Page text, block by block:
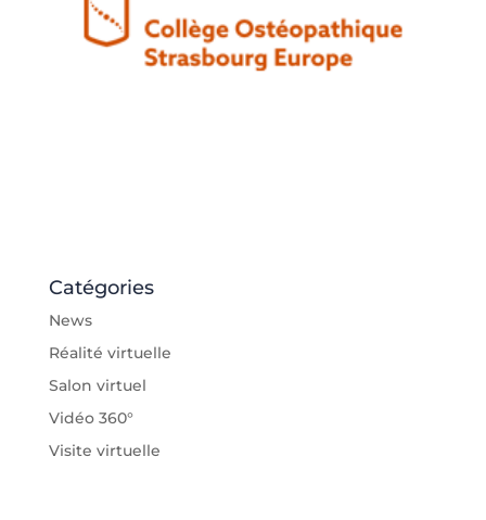
Catégories
News
Réalité virtuelle
Salon virtuel
Vidéo 360°
Visite virtuelle